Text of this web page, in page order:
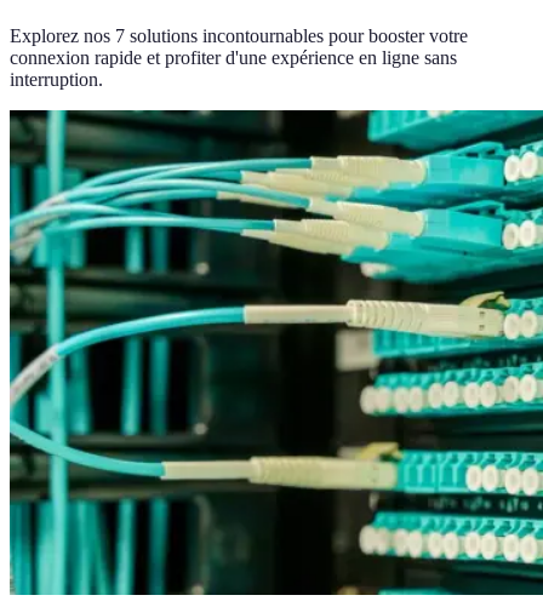
Explorez nos 7 solutions incontournables pour booster votre
connexion rapide et profiter d'une expérience en ligne sans
interruption.